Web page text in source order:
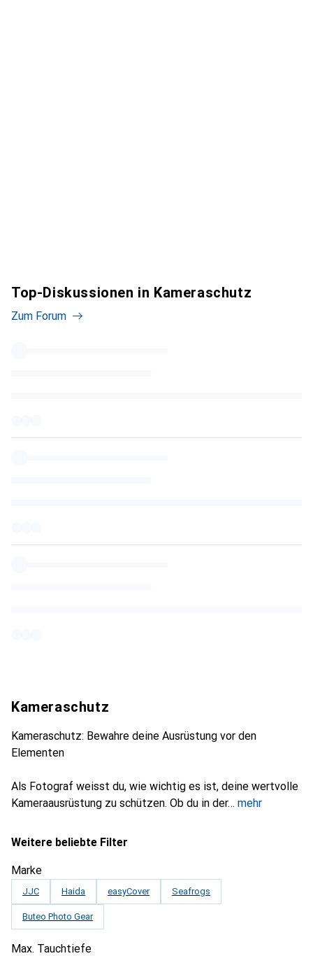
Top-Diskussionen in Kameraschutz
Zum Forum
Kameraschutz
Kameraschutz: Bewahre deine Ausrüstung vor den
Elementen
Als Fotograf weisst du, wie wichtig es ist, deine wertvolle
Kameraausrüstung zu schützen. Ob du in der
mehr
Weitere beliebte Filter
Marke
JJC Haida easyCover Seafrogs
Buteo Photo Gear
Max. Tauchtiefe